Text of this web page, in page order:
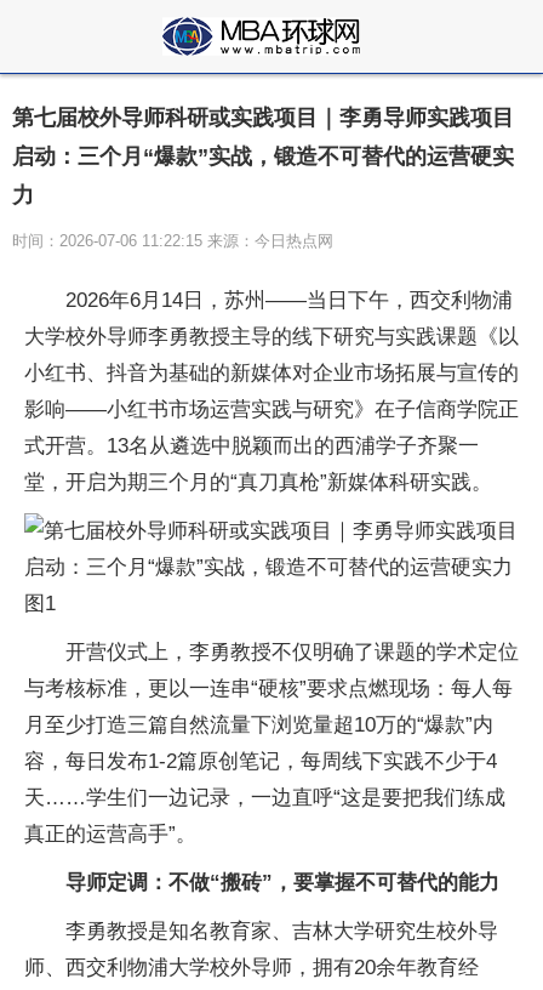
第七届校外导师科研或实践项目｜李勇导师实践项目
启动：三个月“爆款”实战，锻造不可替代的运营硬实
力
时间：2026-07-06 11:22:15 来源：今日热点网
2026年6月14日，苏州——当日下午，西交利物浦
大学校外导师李勇教授主导的线下研究与实践课题《以
小红书、抖音为基础的新媒体对企业市场拓展与宣传的
影响——小红书市场运营实践与研究》在子信商学院正
式开营。13名从遴选中脱颖而出的西浦学子齐聚一
堂，开启为期三个月的“真刀真枪”新媒体科研实践。
开营仪式上，李勇教授不仅明确了课题的学术定位
与考核标准，更以一连串“硬核”要求点燃现场：每人每
月至少打造三篇自然流量下浏览量超10万的“爆款”内
容，每日发布1-2篇原创笔记，每周线下实践不少于4
天……学生们一边记录，一边直呼“这是要把我们练成
真正的运营高手”。
导师定调：不做“搬砖”，要掌握不可替代的能力
李勇教授是知名教育家、吉林大学研究生校外导
师、西交利物浦大学校外导师，拥有20余年教育经